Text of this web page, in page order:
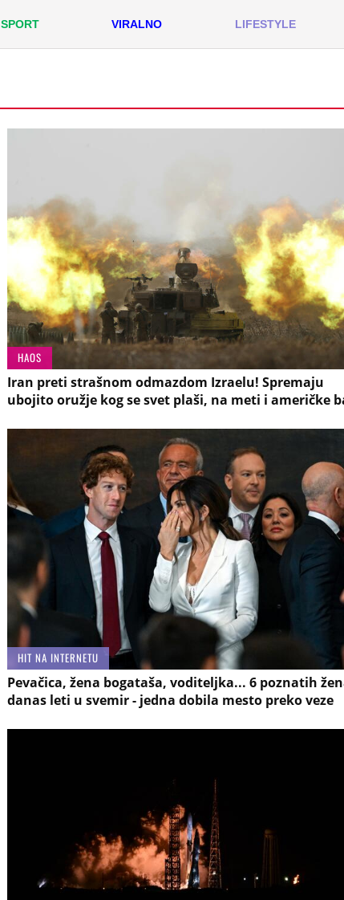
SPORT VIRALNO LIFESTYLE
HAOS
Iran preti strašnom odmazdom Izraelu! Spremaju
ubojito oružje kog se svet plaši, na meti i američke
HIT NA INTERNETU
Pevačica, žena bogataša, voditeljka... 6 poznatih
danas leti u svemir - jedna dobila mesto preko veze